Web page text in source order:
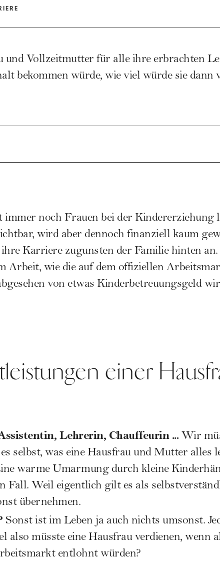
und Vollzeitmutter für alle ihre erbrachten
bekommen würde, wie viel würde sie dann
immer noch Frauen bei der Kindererziehung
wird aber dennoch finanziell kaum
Karrierezugunsten der Familie hinten an.
Arbeit, wie die auf dem offiziellen
von etwas Kinderbetreuungsgeld
einer
Lehrerin, Chauffeurin ...Wir
selbst, was eine Hausfrau und Mutter alles
warme Umarmung durch kleine
Fall. Weil eigentlich gilt es als
übernehmen.
Sonst ist im Leben ja auch nichts umsonst.
also müsste eine Hausfrau verdienen, wenn
entlohnt würden?